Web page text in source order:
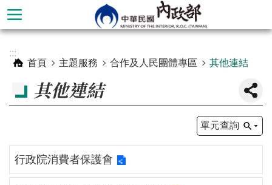
跳到主要內容區塊
階
:::
首頁
主題服務 合作及人民團體專區 其他連結
其他連結
單元查詢
行政院消費者保護會